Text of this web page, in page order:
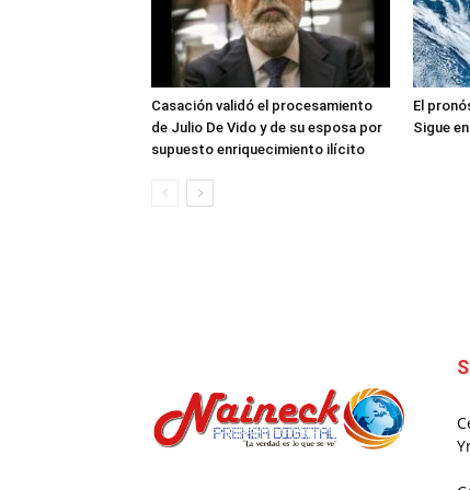
Casación validó el procesamiento
de Julio De Vido y de su esposa por
supuesto enriquecimiento ilícito
El
Sigue